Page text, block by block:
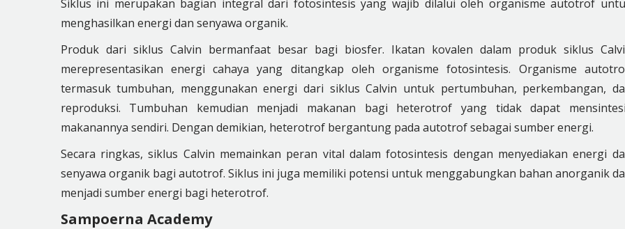
Siklus ini merupakan bagian integral dari fotosintesis yang wajib dilalui oleh organisme autotrof
menghasilkan energi dan senyawa organik.
Produk dari siklus Calvin bermanfaat besar bagi biosfer. Ikatan kovalen dalam produk siklus
merepresentasikan energi cahaya yang ditangkap oleh organisme fotosintesis. Organisme
termasuk tumbuhan, menggunakan energi dari siklus Calvin untuk pertumbuhan, perkembangan,
reproduksi. Tumbuhan kemudian menjadi makanan bagi heterotrof yang tidak dapat
makanannya sendiri. Dengan demikian, heterotrof bergantung pada autotrof sebagai sumber energi.
Secara ringkas, siklus Calvin memainkan peran vital dalam fotosintesis dengan menyediakan energi
senyawa organik bagi autotrof. Siklus ini juga memiliki potensi untuk menggabungkan bahan anorganik
menjadi sumber energi bagi heterotrof.
Sampoerna Academy